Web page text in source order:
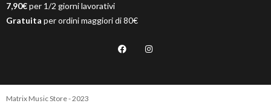
7,90€per 1/2 giorni lavorativi
Gratuita per ordini maggiori di 80€
Matrix Music Store - 2023